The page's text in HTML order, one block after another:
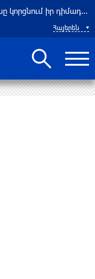
Ինչո՞ւ է Հայաստանի գյուղատնտեսությունը կորցնում իր դիմադրողականությունը. «Փաստ»
Հայերեն